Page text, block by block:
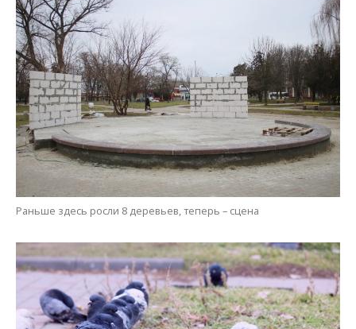
Раньше здесь росли 8 деревьев, теперь – сцена